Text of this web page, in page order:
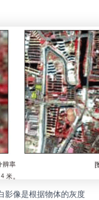
影像是根据物体的灰度